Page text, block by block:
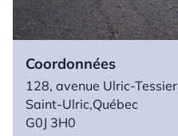
Coordonnées
128, avenue Ulric-Tessier
Saint-Ulric,Québec
G0J 3H0